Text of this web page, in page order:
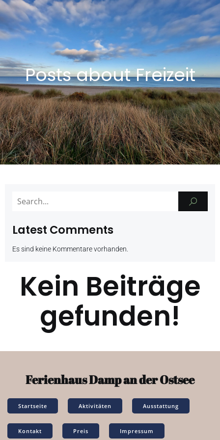
Posts about Freizeit
Latest Comments
Es sind keine Kommentare vorhanden.
Kein Beiträge
gefunden!
Ferienhaus Damp an der Ostsee
Startseite Aktivitäten Ausstattung
Kontakt Preis Impressum